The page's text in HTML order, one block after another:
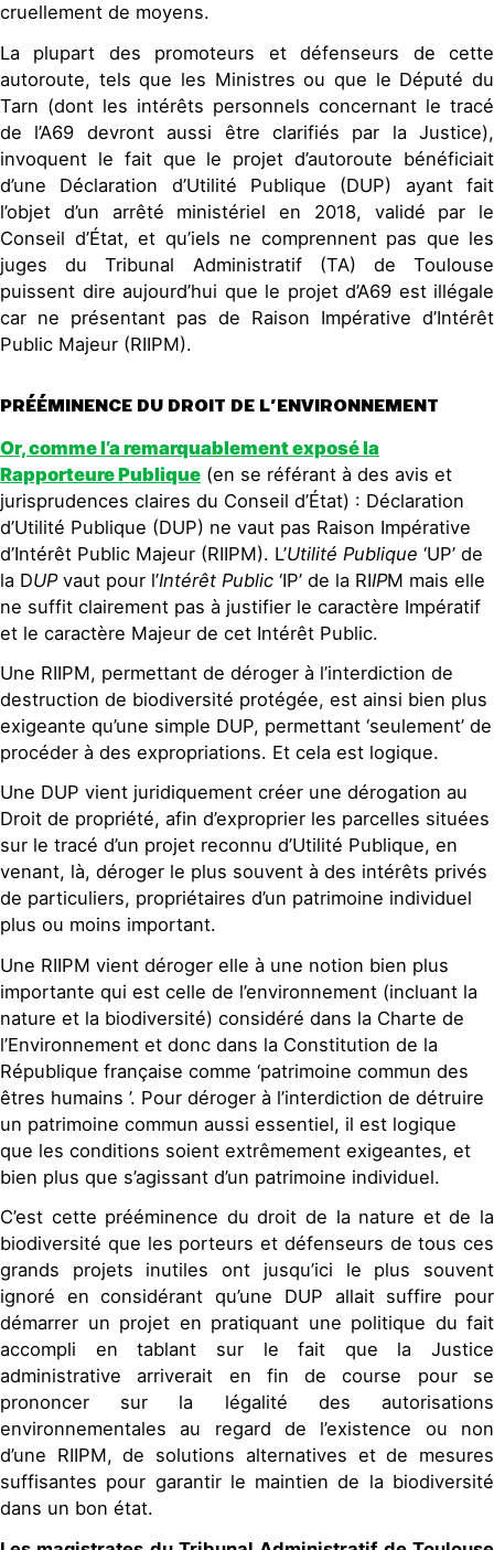
cruellement de moyens.
La plupart des promoteurs et défenseurs de cette
autoroute, tels que les Ministres ou que le Député du
Tarn (dont les intérêts personnels concernant le tracé
de l’A69 devront aussi être clarifiés par la Justice),
invoquent le fait que le projet d’autoroute bénéficiait
d’une Déclaration d’Utilité Publique (DUP) ayant fait
l’objet d’un arrêté ministériel en 2018, validé par le
Conseil d’État, et qu’iels ne comprennent pas que les
juges du Tribunal Administratif (TA) de Toulouse
puissent dire aujourd’hui que le projet d’A69 est illégale
car ne présentant pas de Raison Impérative d’Intérêt
Public Majeur (RIIPM).
PRÉÉMINENCE DU DROIT DE L’ENVIRONNEMENT
Or, comme l’a remarquablement exposé la
Rapporteure Publique (en se référant à des avis et
jurisprudences claires du Conseil d’État) : Déclaration
d’Utilité Publique (DUP) ne vaut pas Raison Impérative
d’Intérêt Public Majeur (RIIPM). L’Utilité Publique ‘UP’ de
la DUPvaut pour l’Intérêt Public ‘IP’ de la RIIPM mais elle
ne suffit clairement pas à justifier le caractère Impératif
et le caractère Majeur de cet Intérêt Public.
Une RIIPM, permettant de déroger à l’interdiction de
destruction de biodiversité protégée, est ainsi bien plus
exigeante qu’une simple DUP, permettant ‘seulement’ de
procéder à des expropriations. Et cela est logique.
Une DUP vient juridiquement créer une dérogation au
Droit de propriété, afin d’exproprier les parcelles situées
sur le tracé d’un projet reconnu d’Utilité Publique, en
venant, là, déroger le plus souvent à des intérêts privés
de particuliers, propriétaires d’un patrimoine individuel
plus ou moins important.
Une RIIPM vient déroger elle à une notion bien plus
importante qui est celle de l’environnement (incluant la
nature et la biodiversité) considéré dans la Charte de
l’Environnement et donc dans la Constitution de la
République française comme ‘patrimoine commun des
êtres humains ’. Pour déroger à l’interdiction de détruire
un patrimoine commun aussi essentiel, il est logique
que les conditions soient extrêmement exigeantes, et
bien plus que s’agissant d’un patrimoine individuel.
C’est cette prééminence du droit de la nature et de la
biodiversité que les porteurs et défenseurs de tous ces
grands projets inutiles ont jusqu’ici le plus souvent
ignoré en considérant qu’une DUP allait suffire pour
démarrer un projet en pratiquant une politique du fait
accompli en tablant sur le fait que la Justice
administrative arriverait en fin de course pour se
prononcer sur la légalité des autorisations
environnementales au regard de l’existence ou non
d’une RIIPM, de solutions alternatives et de mesures
suffisantes pour garantir le maintien de la biodiversité
dans un bon état.